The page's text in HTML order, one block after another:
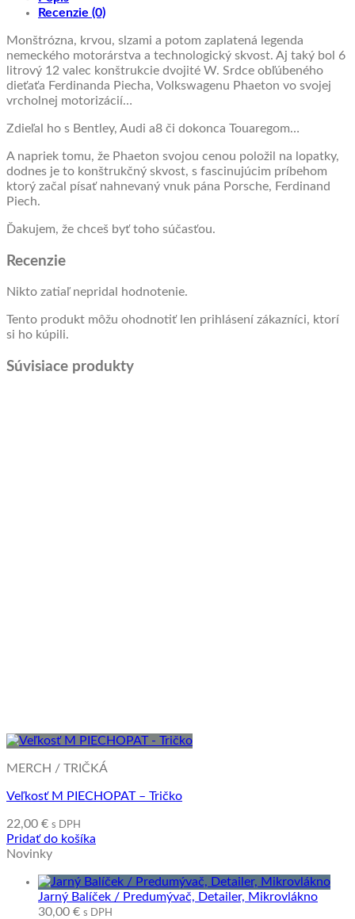
Recenzie (0)
Monštrózna, krvou, slzami a potom zaplatená legenda
nemeckého motorárstva a technologický skvost. Aj taký bol 6
litrový 12 valec konštrukcie dvojité W. Srdce obľúbeného
dieťaťa Ferdinanda Piecha, Volkswagenu Phaeton vo svojej
vrcholnej motorizácií…
Zdieľal ho s Bentley, Audi a8 či dokonca Touaregom…
A napriek tomu, že Phaeton svojou cenou položil na lopatky,
dodnes je to konštrukčný skvost, s fascinujúcim príbehom
ktorý začal písať nahnevaný vnuk pána Porsche, Ferdinand
Piech.
Ďakujem, že chceš byť toho súčasťou.
Recenzie
Nikto zatiaľ nepridal hodnotenie.
Tento produkt môžu ohodnotiť len prihlásení zákazníci, ktorí
si ho kúpili.
Súvisiace produkty
MERCH / TRIČKÁ
Veľkosť M PIECHOPAT – Tričko
22,00 € s DPH
Pridať do košíka
Novinky
Jarný Balíček / Predumývač, Detailer, Mikrovlákno
30,00 € s DPH